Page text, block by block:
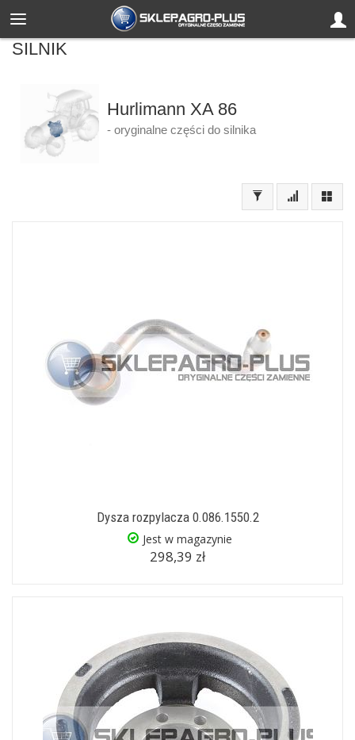
SILNIK
Hurlimann XA 86
- oryginalne części do silnika
Dysza rozpylacza 0.086.1550.2
Jest w magazynie
298,39 zł